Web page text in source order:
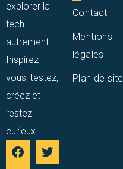
explorer la
tech
autrement.
Inspirez-
vous, testez,
créez et
restez
curieux.
Contact
Mentions
légales
Plan de site